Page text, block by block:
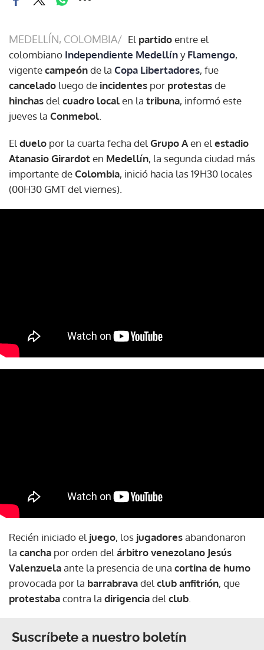
MEDELLÍN, COLOMBIA/ El partidoentre el
colombiano Independiente MedellínyFlamengo,
vigentecampeónde la Copa Libertadores, fue
cancelado luego de incidentes por protestasde
hinchasdel cuadro localen la tribuna, informó este
jueves la Conmebol
El duelo por la cuarta fecha del Grupo Aen el estadio
Atanasio Girardoten Medellín, la segunda ciudad más
importante deColombia, inició hacia las 19H30 locales
(00H30 GMT del viernes).
Recién iniciado el juego, los jugadoresabandonaron
la cancha por orden del árbitro venezolano Jesús
Valenzuelaante la presencia de una cortina de humo
provocada por la barrabravadel club anfitrión, que
protestabacontra la dirigenciadel club
Suscríbete a nuestro boletín